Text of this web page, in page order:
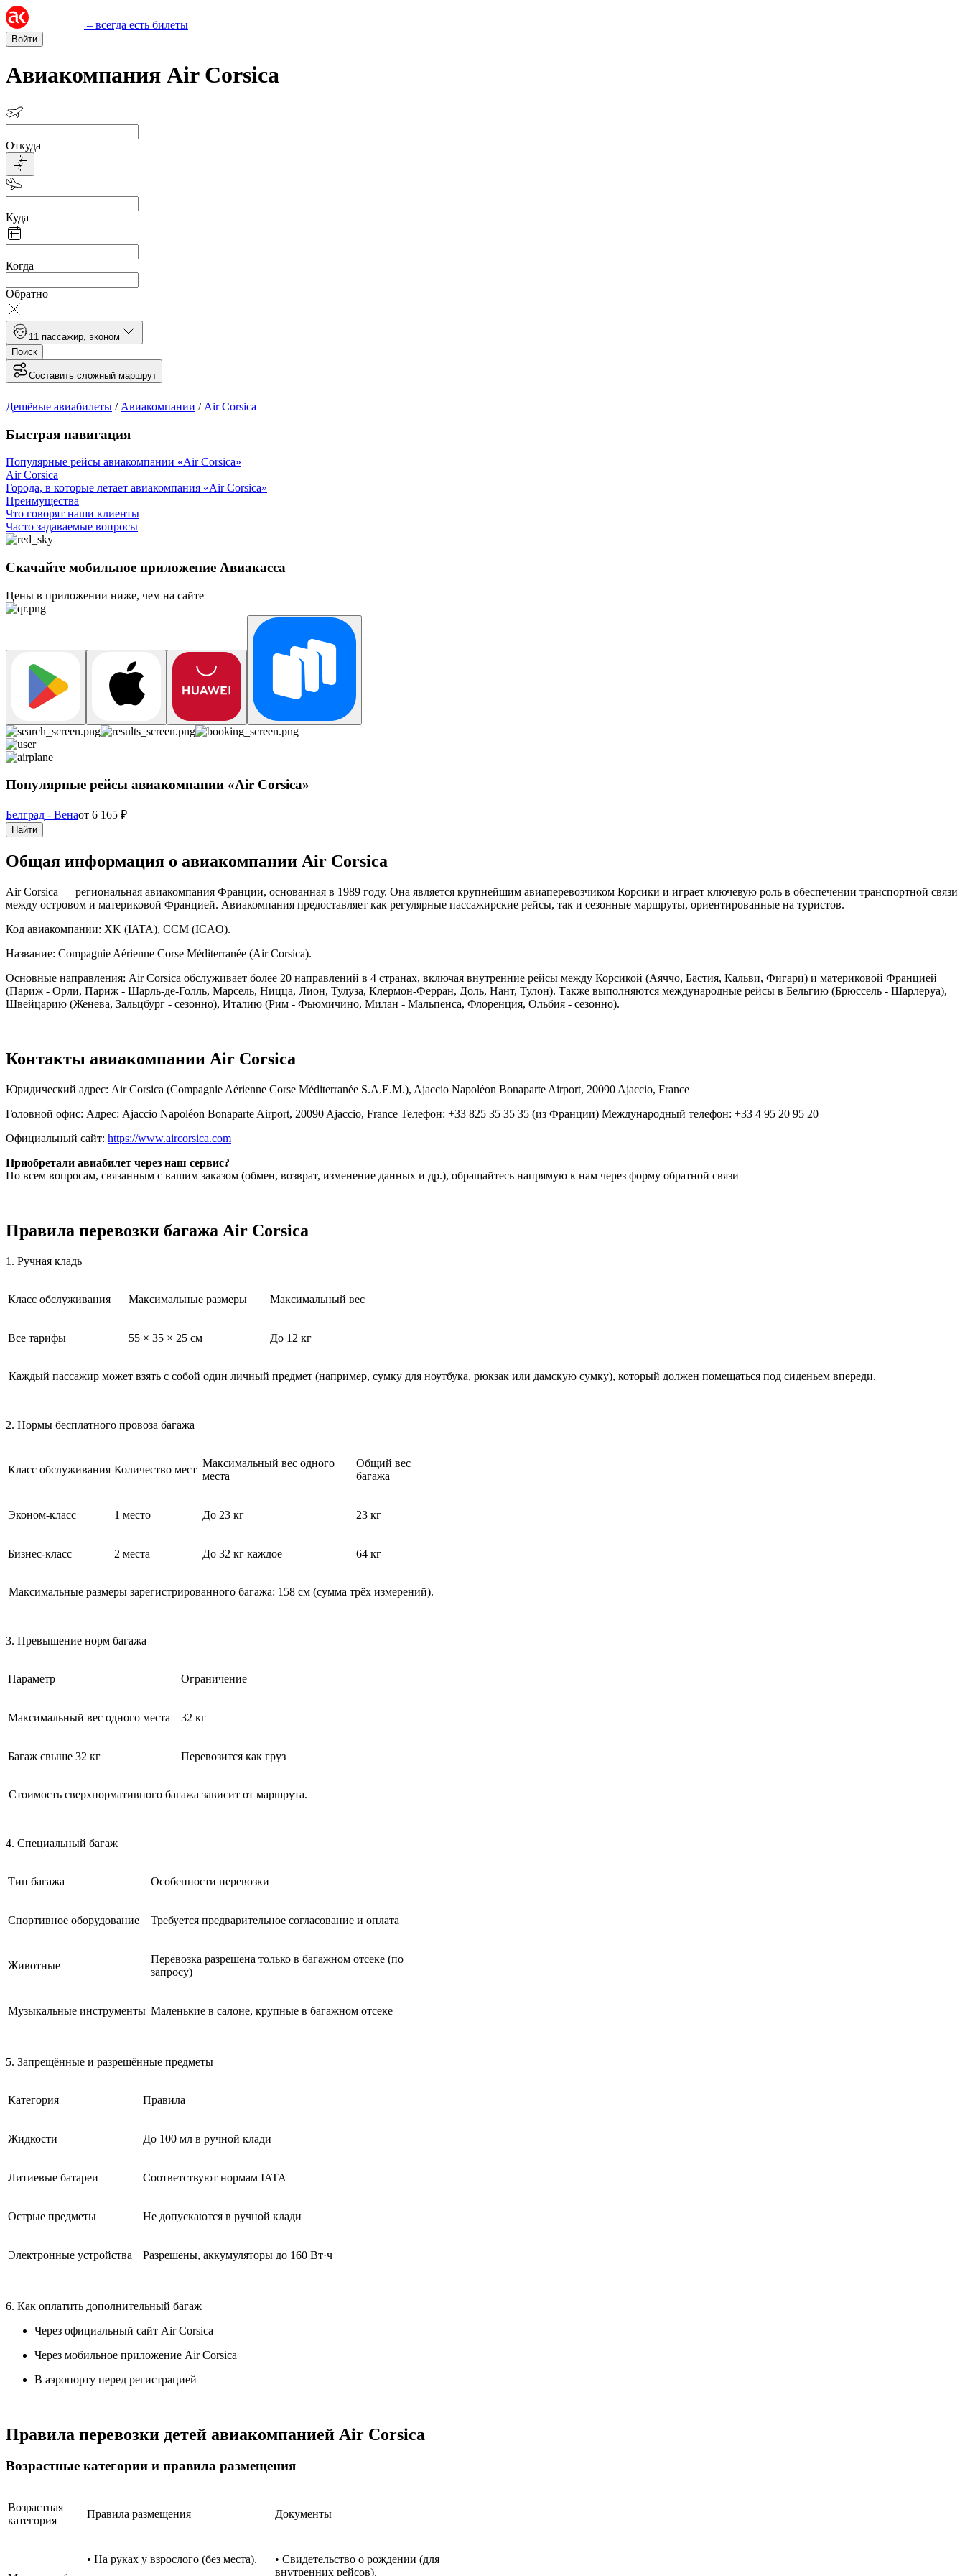
– всегда есть билеты
Войти
Авиакомпания Air Corsica
Откуда
Куда
Когда
Обратно
1 1 пассажир эконом
Поиск
Составить сложный маршрут
Дешёвые авиабилеты / Авиакомпании / Air Corsica
Быстрая навигация
Популярные рейсы авиакомпании «Air Corsica»
Air Corsica
Города, в которые летает авиакомпания «Air Corsica»
Преимущества
Что говорят наши клиенты
Часто задаваемые вопросы
Скачайте мобильное приложение Авиакасса
Цены в приложении ниже, чем на сайте
Популярные рейсы авиакомпании «Air Corsica»
Белград - Венаот 6 165 ₽
Найти
Общая информация о авиакомпании Air Corsica
Air Corsica — региональная авиакомпания Франции, основанная в 1989 году. Она является крупнейшим авиаперевозчиком Корсики и играет ключевую роль в обеспечении транспортной связи
между островом и материковой Францией. Авиакомпания предоставляет как регулярные пассажирские рейсы, так и сезонные маршруты, ориентированные на туристов.
Код авиакомпании: XK (IATA), CCM (ICAO).
Название: Compagnie Aérienne Corse Méditerranée (Air Corsica).
Основные направления: Air Corsica обслуживает более 20 направлений в 4 странах, включая внутренние рейсы между Корсикой (Аяччо, Бастия, Кальви, Фигари) и материковой Францией
(Париж - Орли, Париж - Шарль-де-Голль, Марсель, Ницца, Лион, Тулуза, Клермон-Ферран, Доль, Нант, Тулон). Также выполняются международные рейсы в Бельгию (Брюссель - Шарлеруа),
Швейцарию (Женева, Зальцбург - сезонно), Италию (Рим - Фьюмичино, Милан - Мальпенса, Флоренция, Ольбия - сезонно).
Контакты авиакомпании Air Corsica
Юридический адрес: Air Corsica (Compagnie Aérienne Corse Méditerranée S.A.E.M.), Ajaccio Napoléon Bonaparte Airport, 20090 Ajaccio, France
Головной офис: Адрес: Ajaccio Napoléon Bonaparte Airport, 20090 Ajaccio, France Телефон: +33 825 35 35 35 (из Франции) Международный телефон: +33 4 95 20 95 20
Официальный сайт: https://www.aircorsica.com
Приобретали авиабилет через наш сервис?
По всем вопросам, связанным с вашим заказом (обмен, возврат, изменение данных и др.), обращайтесь напрямую к нам через форму обратной связи
Правила перевозки багажа Air Corsica
1. Ручная кладь
Класс обслуживания Максимальные размеры Максимальный вес
Все тарифы 55 × 35 × 25 см До 12 кг
Каждый пассажир может взять с собой один личный предмет (например, сумку для ноутбука, рюкзак или дамскую сумку), который должен помещаться под сиденьем впереди.
2. Нормы бесплатного провоза багажа
Класс обслуживания Количество мест
Максимальный вес одного
места
Общий вес
багажа
Эконом-класс 1 место До 23 кг 23 кг
Бизнес-класс 2 места До 32 кг каждое 64 кг
Максимальные размеры зарегистрированного багажа: 158 см (сумма трёх измерений).
3. Превышение норм багажа
Параметр Ограничение
Максимальный вес одного места 32 кг
Багаж свыше 32 кг Перевозится как груз
Стоимость сверхнормативного багажа зависит от маршрута.
4. Специальный багаж
Тип багажа Особенности перевозки
Спортивное оборудование Требуется предварительное согласование и оплата
Животные
Перевозка разрешена только в багажном отсеке (по
запросу)
Музыкальные инструменты Маленькие в салоне, крупные в багажном отсеке
5. Запрещённые и разрешённые предметы
Категория Правила
Жидкости До 100 мл в ручной клади
Литиевые батареи Соответствуют нормам IATA
Острые предметы Не допускаются в ручной клади
Электронные устройства Разрешены, аккумуляторы до 160 Вт·ч
6. Как оплатить дополнительный багаж
Через официальный сайт Air Corsica
Через мобильное приложение Air Corsica
В аэропорту перед регистрацией
Правила перевозки детей авиакомпанией Air Corsica
Возрастные категории и правила размещения
Возрастная
категория
Правила размещения Документы
• На руках у взрослого (без места).
• Свидетельство о рождении (для
внутренних рейсов).